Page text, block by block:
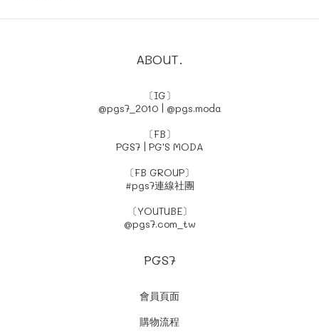
ABOUT.
〔IG〕
@pgs7_2010| @pgs.moda
〔FB〕
PGS7| PG'S MODA
〔FB GROUP〕
#pgs7連線社團
〔YOUTUBE〕
@pgs7.com_tw
PGS7
會員頁面
購物流程